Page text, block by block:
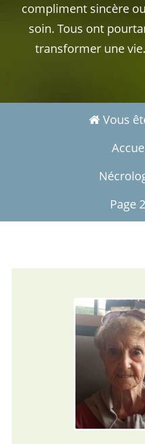
compliment sincère
soin. Tous ont
transformer une
Vous
Page